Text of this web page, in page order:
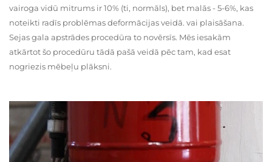
vairoga vidū mitrums ir 10% (ti, normāls), bet malās - 5-6%, kas
noteikti radīs problēmas deformācijas veidā. vai plaisāšana.
Sejas gala apstrādes procedūra to novērsīs. Mēs iesakām
atkārtot šo procedūru tādā pašā veidā pēc tam, kad esat
nogriezis mēbeļu plāksni.